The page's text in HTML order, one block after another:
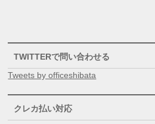
TWITTERで問い合わせる
Tweets by officeshibata
クレカ払い対応